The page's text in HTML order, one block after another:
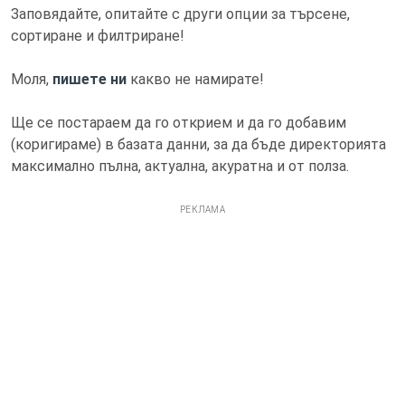
Заповядайте, опитайте с други опции за търсене,
сортиране и филтриране!
Моля, пишете ни какво не намирате!
Ще се постараем да го открием и да го добавим
(коригираме) в базата данни, за да бъде директорията
максимално пълна, актуална, акуратна и от полза.
РЕКЛАМА